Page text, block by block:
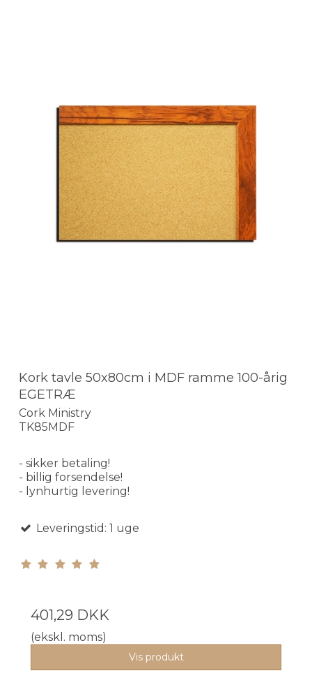
Kork tavle 50x80cm i MDF ramme 100-årig
EGETRÆ
Cork Ministry
TK85MDF
- sikker betaling!
- billig forsendelse!
- lynhurtig levering!
Leveringstid: 1 uge
401,29 DKK
(ekskl. moms)
Vis produkt